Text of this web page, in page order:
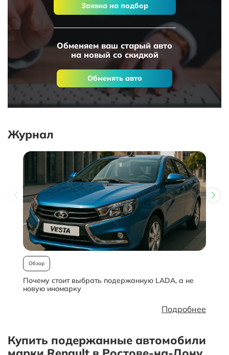
Заявка на подбор
Обменяем ваш старый авто
на новый со скидкой
Обменять авто
Журнал
Обзор
Почему стоит выбрать подержанную LADA, а не
новую иномарку
Подробнее
Купить подержанные автомобили